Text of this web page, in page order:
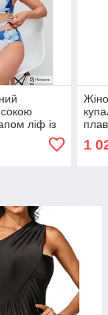
ліф із
1